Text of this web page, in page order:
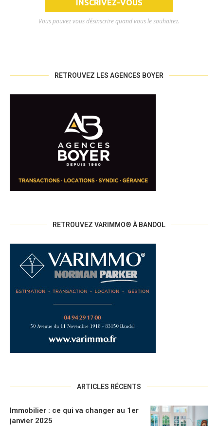
Vous pouvez vous désinscrire quand vous le souhaitez.
RETROUVEZ LES AGENCES BOYER
RETROUVEZ VARIMMO® À BANDOL
ARTICLES RÉCENTS
Immobilier : ce qui va changer au 1er
janvier 2025